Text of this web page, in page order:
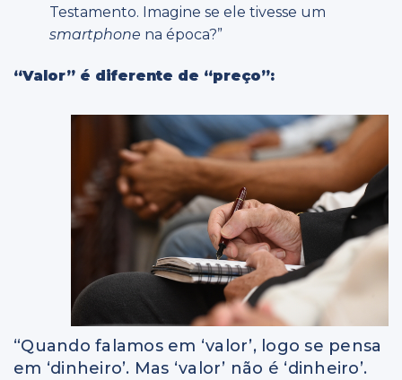
Testamento. Imagine se ele tivesse um
smartphone na época?”
“Valor” é diferente de “preço”:
“Quando falamos em ‘valor’, logo se pensa
em ‘dinheiro’. Mas ‘valor’ não é ‘dinheiro’.